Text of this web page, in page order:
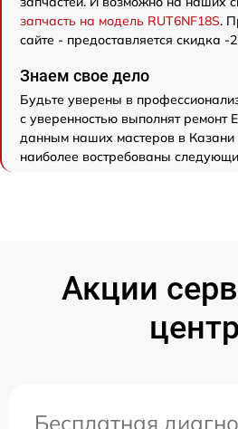
запчасть на модель RUT6NF18S.
сайте - предоставляется скидка -
Знаем свое дело
Будьте уверены в
с уверенностью выполнят ремонт
данным наших мастеров в Казани
наиболее востребованы
Акции
Бесплатная